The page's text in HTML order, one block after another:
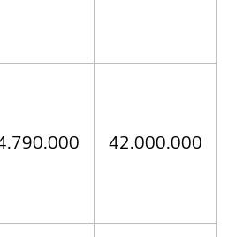
42.000.000